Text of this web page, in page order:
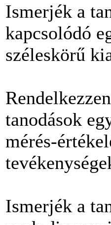
Ismerjék a
kapcsolódó
széleskörű
tanodások
mérés-
Ismerjék a